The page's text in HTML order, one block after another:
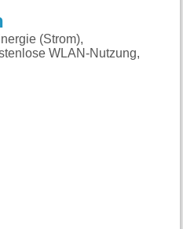
(Strom),
WLAN-Nutzung,